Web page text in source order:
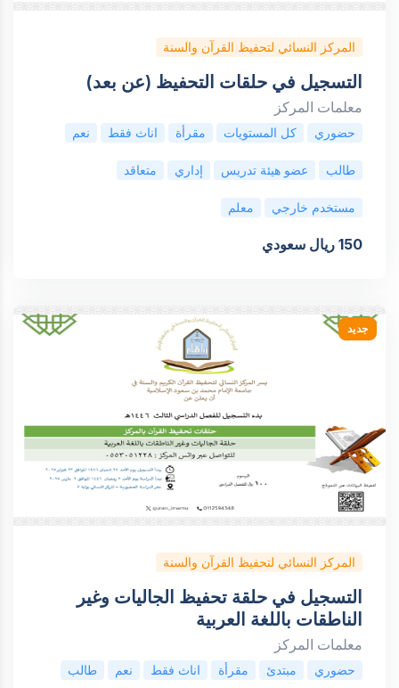
المركز النسائي لتحفيظ القرآن والسنة
التسجيل في حلقات التحفيظ (عن بعد)
معلمات المركز
حضوري كل المستويات مقرأة اناث فقط نعم
طالب عضو هيئة تدريس إداري متعاقد
مستخدم خارجي معلم
150 ريال سعودي
جديد
المركز النسائي لتحفيظ القرآن والسنة
التسجيل في حلقة تحفيظ الجاليات وغير
الناطقات باللغة العربية
معلمات المركز
حضوري مبتدئ مقرأة اناث فقط نعم طالب